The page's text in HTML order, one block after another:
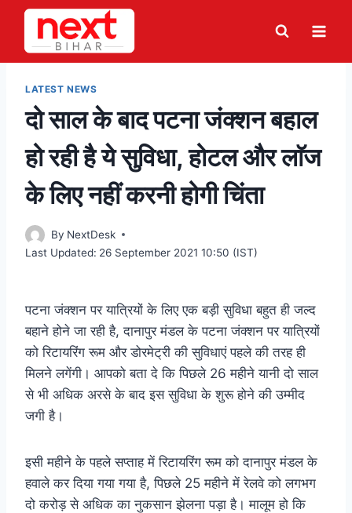
Skip
content
LATEST NEWS
दो साल के बाद पटना जंक्‍शन बहाल
हो रही है ये सुविधा, होटल और लाॅज
के लिए नहीं करनी होगी चिंता
By NextDesk
Last Updated: 26 September 2021 10:50 (IST)
पटना जंक्शन पर यात्रियों के लिए एक बड़ी सुविधा बहुत ही जल्द
बहाने होने जा रही है, दानापुर मंडल के पटना जंक्शन पर यात्रियों
को रिटायरिंग रूम और डोरमेट्री की सुविधाएं पहले की तरह ही
मिलने लगेंगी। आपको बता दे कि पिछले 26 महीने यानी दो साल
से भी अधिक अरसे के बाद इस सुविधा के शुरू होने की उम्मीद
जगी है।
इसी महीने के पहले सप्ताह में रिटायरिंग रूम को दानापुर मंडल के
हवाले कर दिया गया गया है, पिछले 25 महीने में रेलवे को लगभग
दो करोड़ से अधिक का नुकसान झेलना पड़ा है। मालूम हो कि